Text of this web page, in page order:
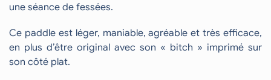
une séance de fessées.
Ce paddle est léger, maniable, agréable et très efficace,
en plus d’être original avec son « bitch » imprimé sur
son côté plat.